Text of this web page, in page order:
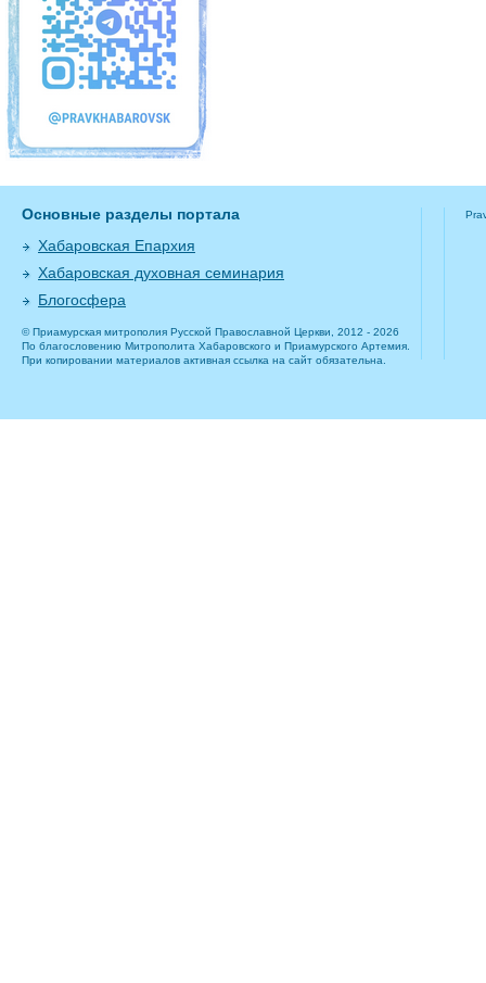
Основные разделы портала
Хабаровская Епархия
Хабаровская духовная семинария
Блогосфера
© Приамурская митрополия Русской Православной Церкви, 2012 - 2026
По благословению Митрополита Хабаровского и Приамурского Артемия.
При копировании материалов активная ссылка на сайт обязательна.